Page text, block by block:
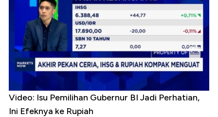
Video: Isu Pemilihan Gubernur BI Jadi Perhatian,
Ini Efeknya ke Rupiah